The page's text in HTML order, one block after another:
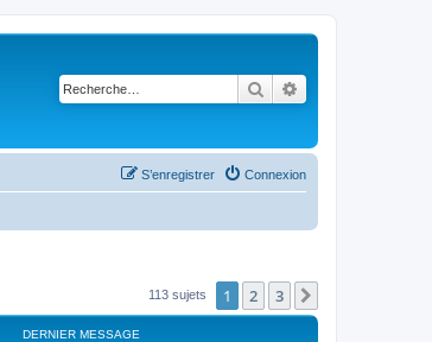
Rechercher
Connexion
S’enregistrer
113 sujets 1 2 3
DERNIER MESSAGE